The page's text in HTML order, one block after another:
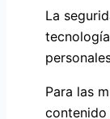
La
Para las